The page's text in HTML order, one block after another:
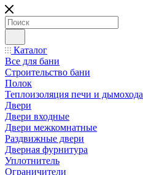
Каталог
Все для бани
Строительство бани
Полок
Теплоизоляция печи и дымохода
Двери
Двери входные
Двери межкомнатные
Раздвижные двери
Дверная фурнитура
Уплотнитель
Ограничители